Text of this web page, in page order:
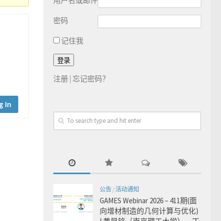
In
密码
记住我
注册 | 忘记密码？
公告 /活动通知
GAMES Webinar 2026 – 411期(面
向增材制造的几何计算与优化)